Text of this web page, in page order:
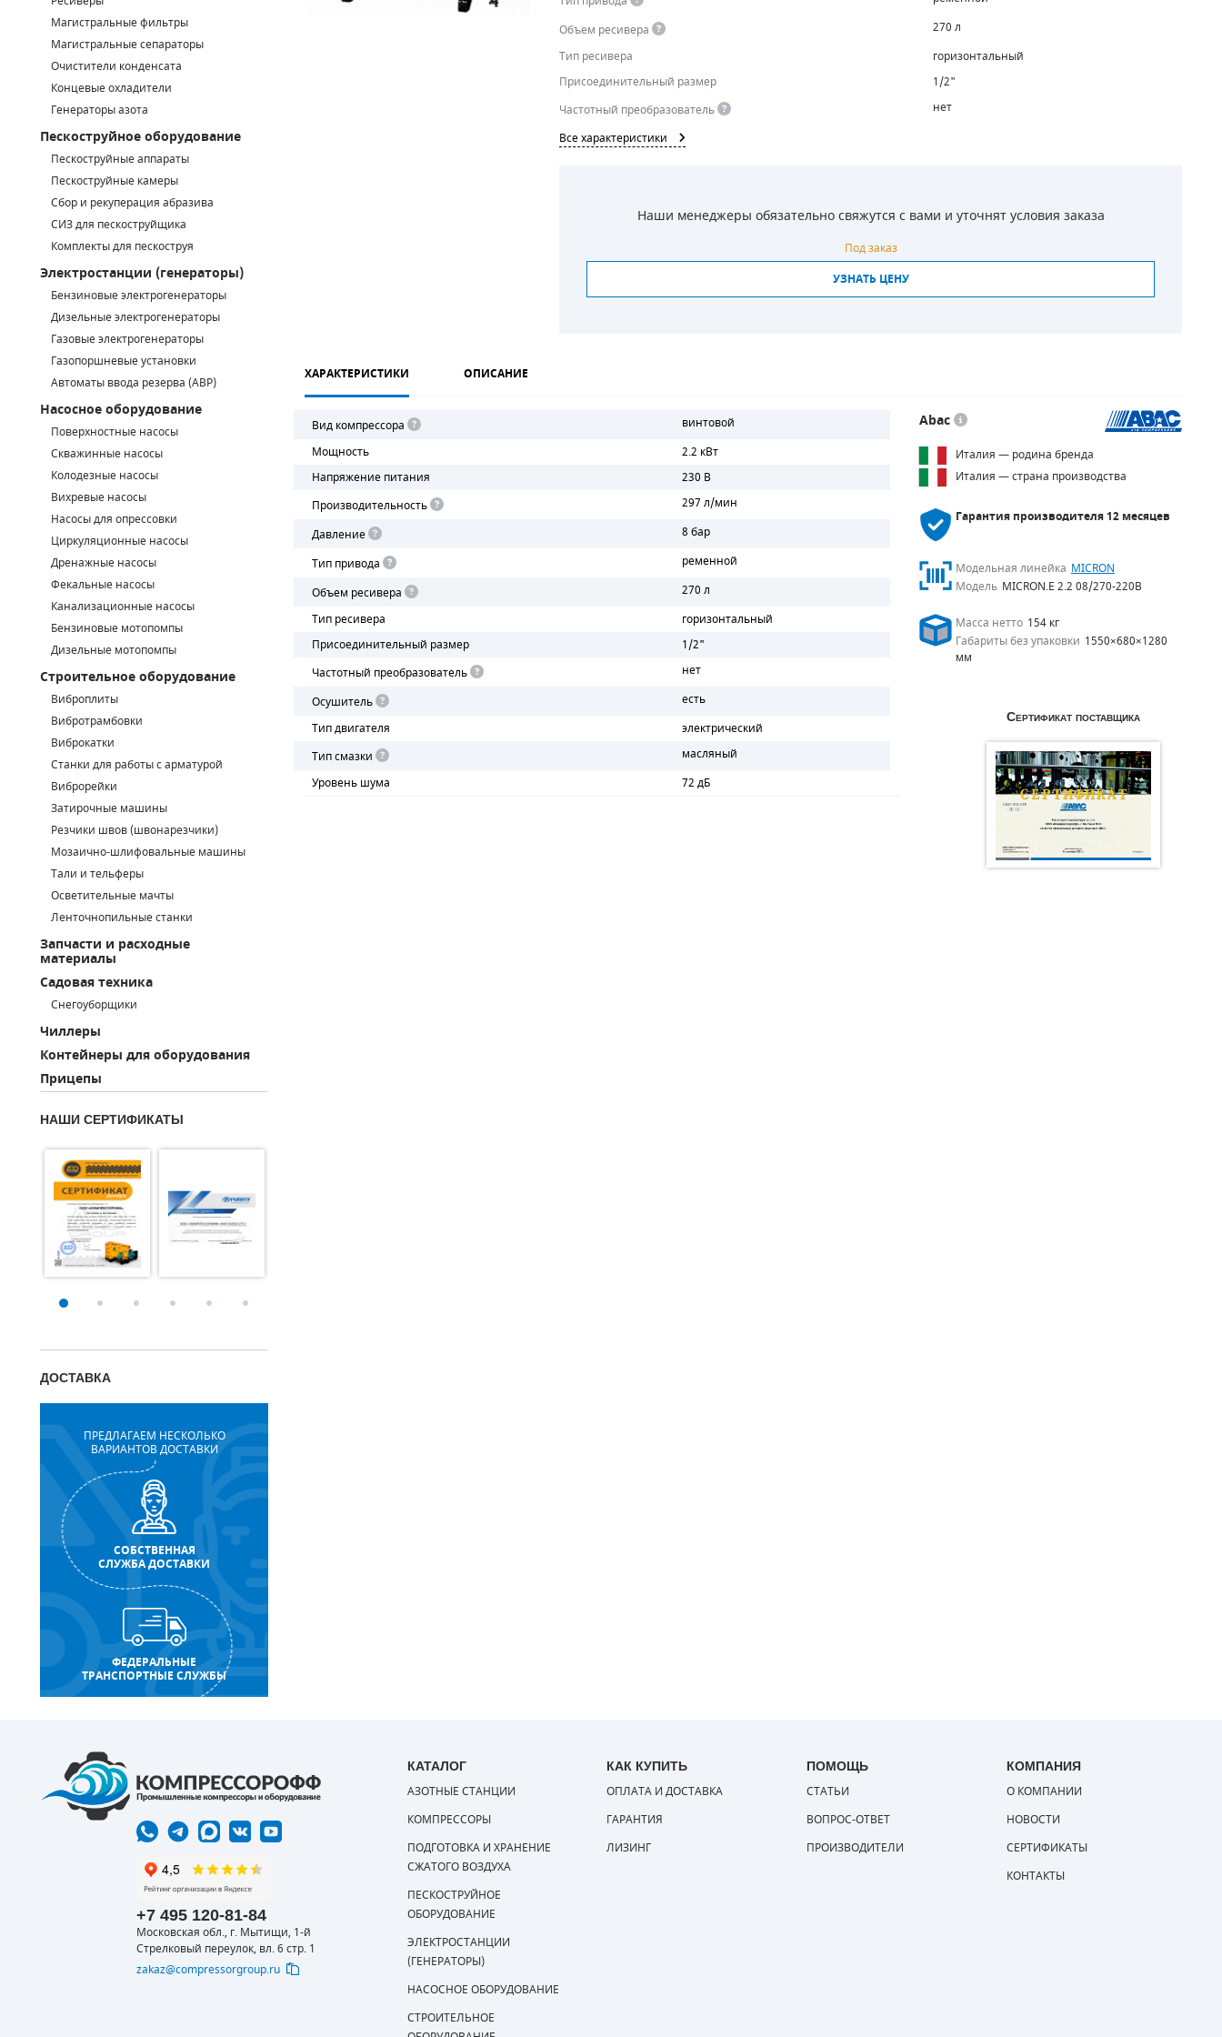
Магистральные фильтры
Магистральные сепараторы
Очистители конденсата
Концевые охладители
Генераторы азота
Пескоструйное оборудование
Пескоструйные аппараты
Пескоструйные камеры
Сбор и рекуперация абразива
СИЗ для пескоструйщика
Комплекты для пескоструя
Электростанции (генераторы)
Бензиновые электрогенераторы
Дизельные электрогенераторы
Газовые электрогенераторы
Газопоршневые установки
Автоматы ввода резерва (АВР)
Насосное оборудование
Поверхностные насосы
Скважинные насосы
Колодезные насосы
Вихревые насосы
Насосы для опрессовки
Циркуляционные насосы
Дренажные насосы
Фекальные насосы
Канализационные насосы
Бензиновые мотопомпы
Дизельные мотопомпы
Строительное оборудование
Виброплиты
Вибротрамбовки
Виброкатки
Станки для работы с арматурой
Виброрейки
Затирочные машины
Резчики швов (швонарезчики)
Мозаично-шлифовальные машины
Тали и тельферы
Осветительные мачты
Ленточнопильные станки
Запчасти и расходные
материалы
Садовая техника
Снегоуборщики
Чиллеры
Контейнеры для оборудования
Прицепы
НАШИ СЕРТИФИКАТЫ
ДОСТАВКА
ПРЕДЛАГАЕМ НЕСКОЛЬКО
ВАРИАНТОВ ДОСТАВКИ
СОБСТВЕННАЯ
СЛУЖБА ДОСТАВКИ
ФЕДЕРАЛЬНЫЕ
ТРАНСПОРТНЫЕ СЛУЖБЫ
Объем ресивера
270 л
Тип ресивера
горизонтальный
Присоединительный размер
1/2"
Частотный преобразователь
нет
Все характеристики
Наши менеджеры обязательно свяжутся с вами и уточнят условия заказа
Под заказ
УЗНАТЬ ЦЕНУ
ХАРАКТЕРИСТИКИ ОПИСАНИЕ
Вид компрессора
винтовой
Мощность
2.2 кВт
Напряжение питания
230 В
Производительность
297 л/мин
Давление
8 бар
Тип привода
ременной
Объем ресивера
270 л
Тип ресивера
горизонтальный
Присоединительный размер
1/2"
Частотный преобразователь
нет
Осушитель
есть
Тип двигателя
электрический
Тип смазки
масляный
Уровень шума
72 дБ
Abac
Италия — родина бренда
Италия — страна производства
Гарантия производителя12 месяцев
Модельная линейка MICRON
Модель MICRON.E 2.2 08/270-220В
Масса нетто 154 кг
Габариты без упаковки 1550×680×1280
мм
Сертификат поставщика
+7 495 120-81-84
Московская обл., г. Мытищи, 1-й
Стрелковый переулок, вл. 6 стр. 1
zakaz@compressorgroup.ru
КАТАЛОГ
АЗОТНЫЕ СТАНЦИИ
КОМПРЕССОРЫ
ПОДГОТОВКА И ХРАНЕНИЕ
СЖАТОГО ВОЗДУХА
ПЕСКОСТРУЙНОЕ
ОБОРУДОВАНИЕ
ЭЛЕКТРОСТАНЦИИ
(ГЕНЕРАТОРЫ)
НАСОСНОЕ ОБОРУДОВАНИЕ
СТРОИТЕЛЬНОЕ
КАК КУПИТЬ
ОПЛАТА И ДОСТАВКА
ГАРАНТИЯ
ЛИЗИНГ
ПОМОЩЬ
СТАТЬИ
ВОПРОС-ОТВЕТ
ПРОИЗВОДИТЕЛИ
КОМПАНИЯ
О КОМПАНИИ
НОВОСТИ
СЕРТИФИКАТЫ
КОНТАКТЫ
САДОВАЯ ТЕХНИКА
КОНТЕЙНЕРЫ ДЛЯ ОБОРУДОВАНИЯ
КАНАЛИЗАЦИОННЫЕ НАСОСЫ
ДИЗЕЛЬНЫЕ МОТОПОМПЫ
ТАЛИ И ТЕЛЬФЕРЫ
ЛЕНТОЧНОПИЛЬНЫЕ СТАНКИ
КОНТРОЛЛЕРЫ (БЛОКИ УПРАВЛЕНИЯ)
ВПУСКНЫЕ КЛАПАНЫ
ОБРАТНЫЕ КЛАПАНЫ
КЛАПАНЫ МИНИМАЛЬНОГО ДАВЛЕНИЯ
РЕЛЕ ДАВЛЕНИЯ ДЛЯ ДЛЯ КОМПРЕССОРОВ
ДАТЧИКИ
РУКАВА ВЫСОКОГО ДАВЛЕНИЯ (РВД)
ЗАПЧАСТИ ДЛЯ ВИНТОВЫХ КОМПРЕССОРОВ
СМЕННЫЕ ЭЛЕМЕНТЫ МАГИСТРАЛЬНЫХ ФИЛЬТРОВ
ДЛЯ АДСОРБЦИОННЫХ ОСУШИТЕЛЕЙ
ЭЛЕКТРОДВИГАТЕЛИ
БЕНЗИНОВЫЕ ДВИГАТЕЛИ
ДИЗЕЛЬНЫЕ ДВИГАТЕЛИ
ФИЛЬТРЫ ТОПЛИВНЫЕ
МОТОРНОЕ МАСЛО
РАДИАТОРЫ
ПОДШИПНИКИ
ПОРШНЕВЫЕ БЛОКИ
ДЕТАЛИ ПОРШНЕВЫХ КОМПРЕССОРОВ
ДЕТАЛИ СПИРАЛЬНЫХ КОМПРЕССОРОВ
ДЕТАЛИ НАСОСНОЙ ЧАСТИ
ДЕТАЛИ ПОГРУЖНЫХ НАСОСОВ
ШЛАНГИ ДЛЯ МОТОПОМП
ДЛЯ ВАКУУМНЫХ НАСОСОВ